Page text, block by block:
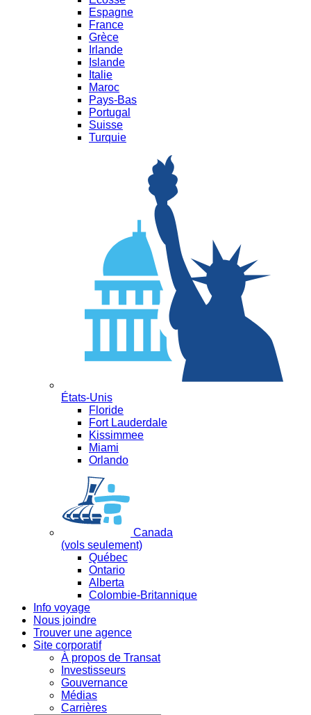
Espagne
France
Grèce
Irlande
Islande
Italie
Maroc
Pays-Bas
Portugal
Suisse
Turquie
États-Unis
Floride
Fort Lauderdale
Kissimmee
Miami
Orlando
Canada
(vols seulement)
Québec
Ontario
Alberta
Colombie-Britannique
Info voyage
Nous joindre
Trouver une agence
Site corporatif
À propos de Transat
Investisseurs
Gouvernance
Médias
Carrières